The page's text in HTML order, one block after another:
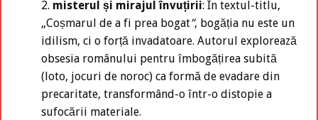
misterul și mirajul învuțirii: În textul-titlu,
„Coșmarul de a fi prea bogat”, bogăția nu este un
idilism, ci o forță invadatoare. Autorul explorează
obsesia românului pentru îmbogățirea subită
(loto, jocuri de noroc) ca formă de evadare din
precaritate, transformând-o într-o distopie a
sufocării materiale.